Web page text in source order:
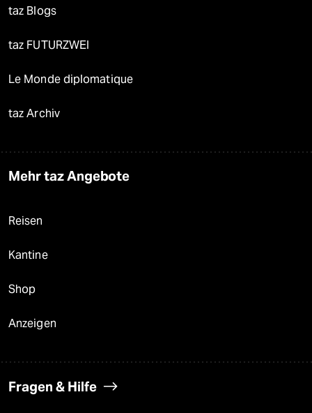
taz Blogs
taz FUTURZWEI
Le Monde diplomatique
taz Archiv
Mehr taz Angebote
Reisen
Kantine
Shop
Anzeigen
Fragen & Hilfe